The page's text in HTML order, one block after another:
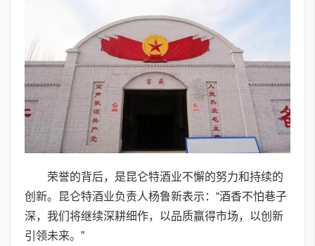
荣誉的背后，是昆仑特酒业不懈的努力和持续的
创新。昆仑特酒业负责人杨鲁新表示：“酒香不怕巷子
深，我们将继续深耕细作，以品质赢得市场，以创新
引领未来。”